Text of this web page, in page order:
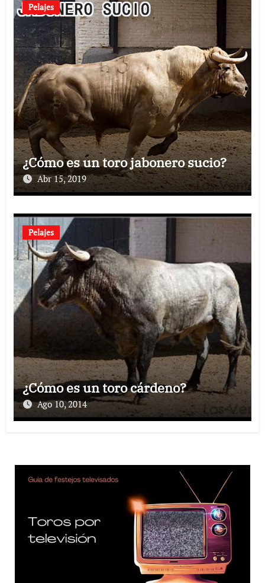
Pelajes
¿Cómo es un toro jabonero sucio?
Abr 15, 2019
Pelajes
¿Cómo es un toro cárdeno?
Ago 10, 2014